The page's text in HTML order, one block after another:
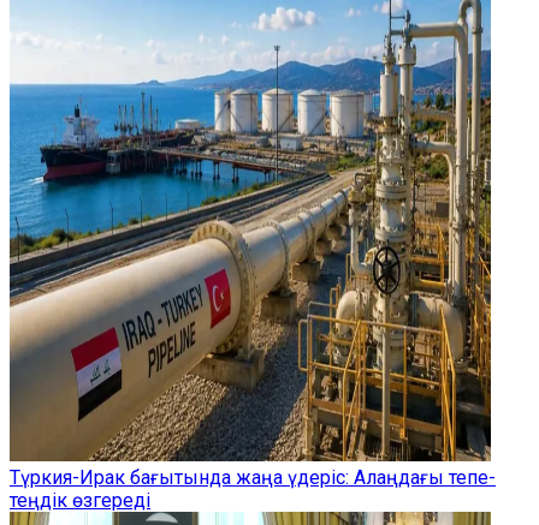
Түркия-Ирак бағытында жаңа үдеріс: Алаңдағы тепе-
теңдік өзгереді